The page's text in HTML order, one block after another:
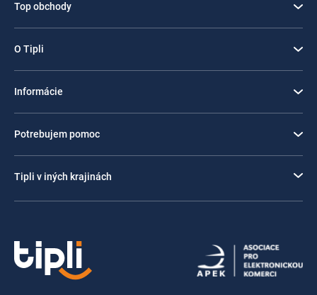
Top obchody
O Tipli
Informácie
Potrebujem pomoc
Tipli v iných krajinách